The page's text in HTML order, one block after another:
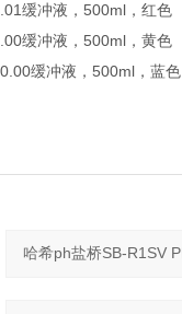
缓冲液，500ml，红色
缓冲液，500ml，黄色
缓冲液，500ml，蓝色